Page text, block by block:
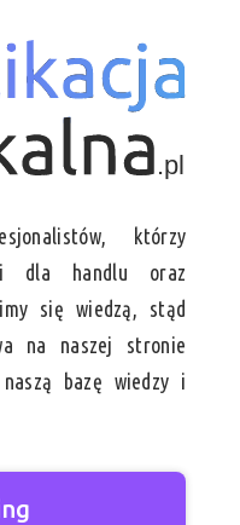
którzy
dla handlu oraz
się wiedzą, stąd
na naszej stronie
bazę wiedzy i